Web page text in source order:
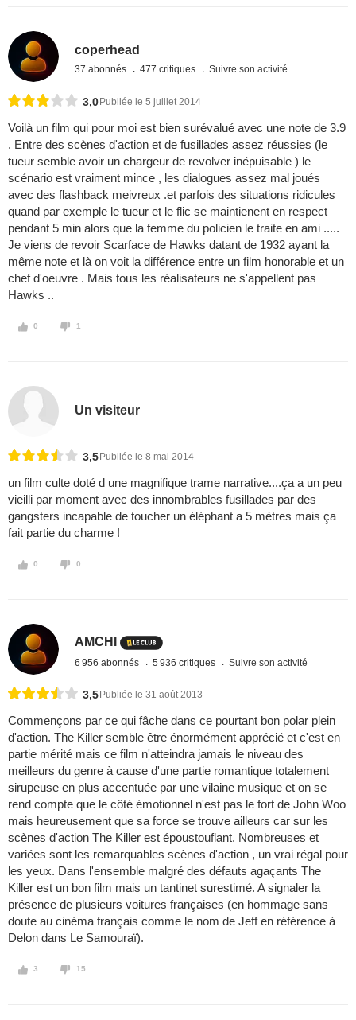
coperhead
37 abonnés 477 critiques Suivre son activité
3,0 Publiée le 5 juillet 2014
Voilà un film qui pour moi est bien surévalué avec une note de 3.9
. Entre des scènes d'action et de fusillades assez réussies (le
tueur semble avoir un chargeur de revolver inépuisable ) le
scénario est vraiment mince , les dialogues assez mal joués
avec des flashback meivreux .et parfois des situations ridicules
quand par exemple le tueur et le flic se maintienent en respect
pendant 5 min alors que la femme du policien le traite en ami .....
Je viens de revoir Scarface de Hawks datant de 1932 ayant la
même note et là on voit la différence entre un film honorable et un
chef d'oeuvre . Mais tous les réalisateurs ne s'appellent pas
Hawks ..
0 1
Un visiteur
3,5 Publiée le 8 mai 2014
un film culte doté d une magnifique trame narrative....ça a un peu
vieilli par moment avec des innombrables fusillades par des
gangsters incapable de toucher un éléphant a 5 mètres mais ça
fait partie du charme !
0 0
AMCHI
6 956 abonnés 5 936 critiques Suivre son activité
3,5 Publiée le 31 août 2013
Commençons par ce qui fâche dans ce pourtant bon polar plein
d'action. The Killer semble être énormément apprécié et c'est en
partie mérité mais ce film n'atteindra jamais le niveau des
meilleurs du genre à cause d'une partie romantique totalement
sirupeuse en plus accentuée par une vilaine musique et on se
rend compte que le côté émotionnel n'est pas le fort de John Woo
mais heureusement que sa force se trouve ailleurs car sur les
scènes d'action The Killer est époustouflant. Nombreuses et
variées sont les remarquables scènes d'action , un vrai régal pour
les yeux. Dans l'ensemble malgré des défauts agaçants The
Killer est un bon film mais un tantinet surestimé. A signaler la
présence de plusieurs voitures françaises (en hommage sans
doute au cinéma français comme le nom de Jeff en référence à
Delon dans Le Samouraï).
3 15